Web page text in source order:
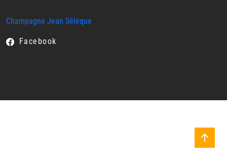
Champagne Jean Sélèque
Facebook